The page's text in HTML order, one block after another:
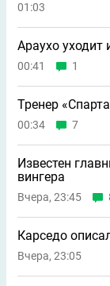
01:03
Араухо уходит
00:41 1
Тренер
00:34 7
Известен
вингера
Вчера, 23:45
Карседо
Вчера, 23:05